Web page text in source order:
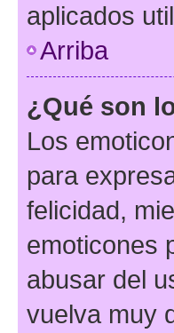
aplicados
Arriba
¿Qué son
Los
para
felicidad,
emoticones
abusar del
vuelva muy